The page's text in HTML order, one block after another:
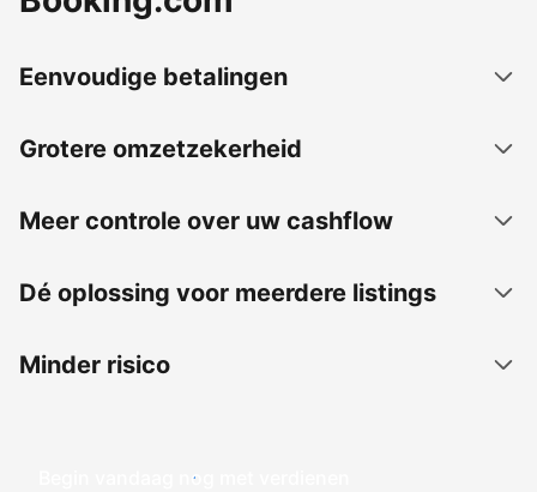
Eenvoudige betalingen
Grotere omzetzekerheid
Meer controle over uw cashflow
Dé oplossing voor meerdere listings
Minder risico
Begin vandaag nog met verdienen